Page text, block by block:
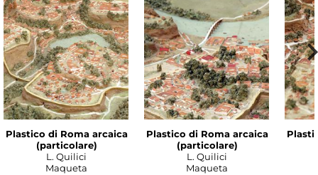
Plastico di Roma arcaica
(particolare)
L. Quilici
Maqueta
Plastico di Roma arcaica
(particolare)
L. Quilici
Maqueta